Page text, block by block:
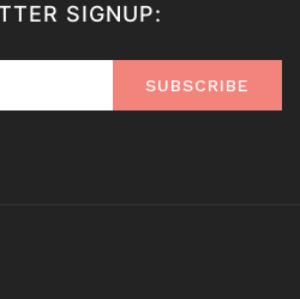
SIGNUP:
SUBSCRIBE